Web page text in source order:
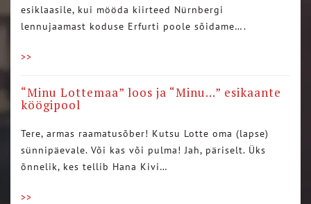
esiklaasile, kui mööda kiirteed Nürnbergi
lennujaamast koduse Erfurti poole sõidame….
>>
“Minu Lottemaa” loos ja “Minu…” esikaante
köögipool
Tere, armas raamatusõber! Kutsu Lotte oma (lapse)
sünnipäevale. Või kas või pulma! Jah, päriselt. Üks
õnnelik, kes tellib Hana Kivi…
>>